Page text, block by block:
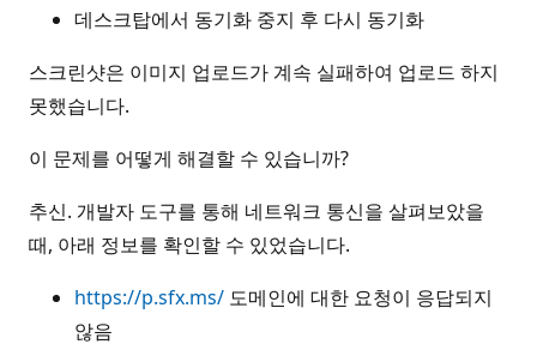
데스크탑에서 동기화 중지 후 다시 동기화
스크린샷은 이미지 업로드가 계속 실패하여 업로드 하지
못했습니다.
이 문제를 어떻게 해결할 수 있습니까?
추신. 개발자 도구를 통해 네트워크 통신을 살펴보았을
때, 아래 정보를 확인할 수 있었습니다.
https://p.sfx.ms/ 도메인에 대한 요청이 응답되지
않음